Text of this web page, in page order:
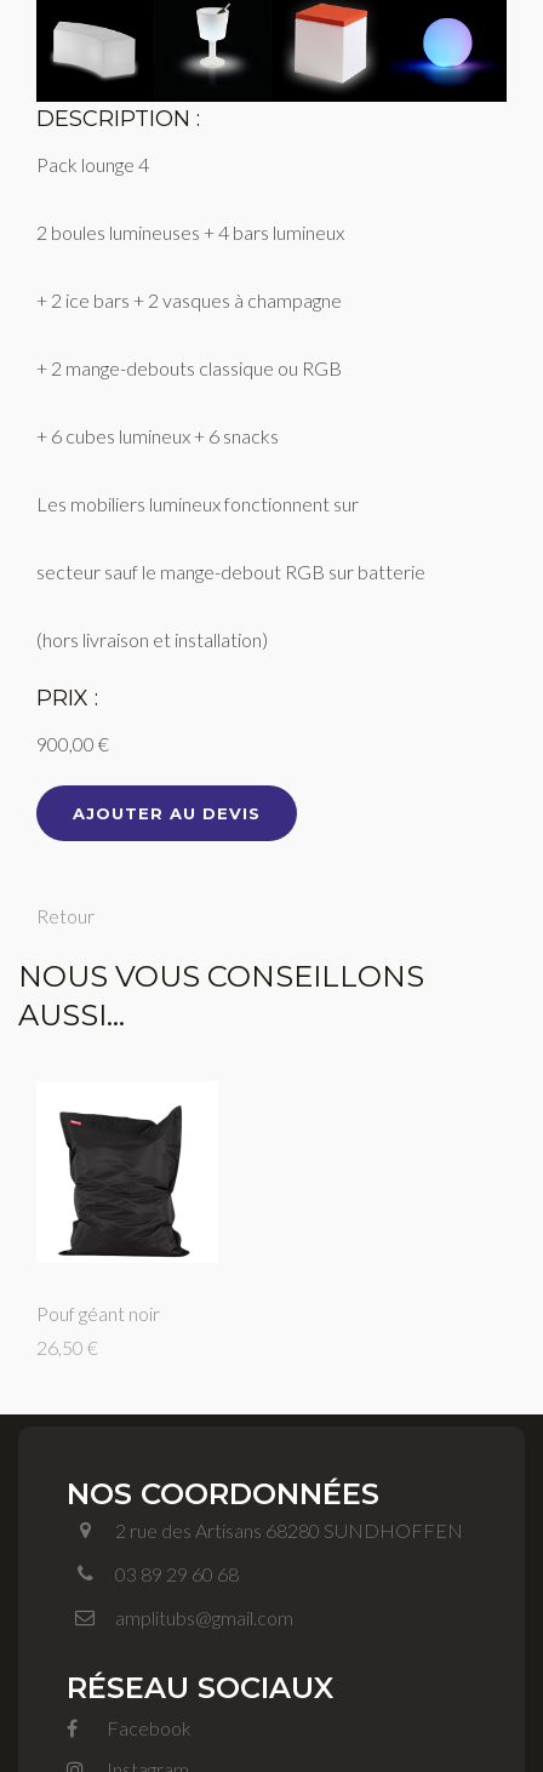
DESCRIPTION :
Pack lounge 4
2 boules lumineuses + 4 bars lumineux
+ 2 ice bars + 2 vasques à champagne
+ 2 mange-debouts classique ou RGB
+ 6 cubes lumineux + 6 snacks
Les mobiliers lumineux fonctionnent sur
secteur sauf le mange-debout RGB sur batterie
(hors livraison et installation)
PRIX :
900,00 €
AJOUTER AU DEVIS
Retour
NOUS VOUS CONSEILLONS
AUSSI...
Pouf géant noir
26,50 €
NOS COORDONNÉES
2 rue des Artisans 68280 SUNDHOFFEN
03 89 29 60 68
amplitubs@gmail.com
RÉSEAU SOCIAUX
Facebook